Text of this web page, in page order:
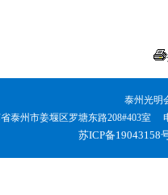
泰州光明
泰州市姜堰区罗塘东路208#403室
苏ICP备19043158